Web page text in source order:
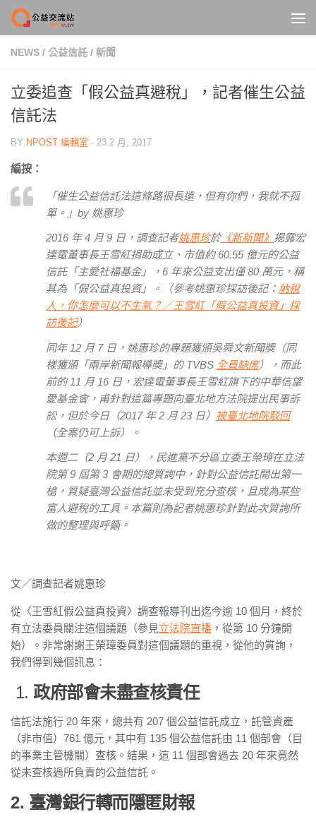
Skip to content
NEWS / 公益信託 / 新聞
立委追查「假公益真避稅」，記者催生公益
信託法
BY NPOST 編輯室 · 23 2 月, 2017
編按：
「催生公益信託法這條路很長遠，但有你們，我就不孤
單。」by 姚惠珍
2016 年 4 月 9 日，調查記者姚惠珍於《新新聞》 揭露宏
達電董事長王雪紅捐助成立、市值約 60.55 億元的公益
信託「主愛社福基金」，6 年來公益支出僅 80 萬元，稱
其為「假公益真投資」。（參考姚惠珍採訪後記： 納稅
人，你怎麼可以不生氣？／王雪紅「假公益真投資」採
訪後記）
同年 12 月 7 日，姚惠珍的專題獲頒吳舜文新聞獎（同
樣獲頒「兩岸新聞報導獎」的 TVBS 全員缺席），而此
前的 11 月 16 日，宏達電董事長王雪紅旗下的中華信望
愛基金會，甫針對這篇專題向臺北地方法院提出民事訴
訟，但於今日（2017 年 2 月 23 日） 被臺北地院駁回
（全案仍可上訴）。
本週二（2 月 21 日），民進黨不分區立委王榮璋在立法
院第 9 屆第 3 會期的總質詢中，針對公益信託開出第一
槍，質疑臺灣公益信託並未受到充分查核，且成為某些
富人避稅的工具。本篇則為記者姚惠珍針對此次質詢所
做的整理與呼籲。
文／調查記者姚惠珍
從〈王雪紅假公益真投資〉調查報導刊出迄今逾 10 個月，終於
有立法委員關注這個議題（參見立法院直播 ，從第 10 分鐘開
始）。非常謝謝王榮璋委員對這個議題的重視，從他的質詢，
我們得到幾個訊息：
1. 政府部會未盡查核責任
信託法施行 20 年來，總共有 207 個公益信託成立，託管資產
（非市值）761 億元，其中有 135 個公益信託由 11 個部會（目
的事業主管機關）查核。結果，這 11 個部會過去 20 年來竟然
從未查核過所負責的公益信託。
2. 臺灣銀行轉而隱匿財報